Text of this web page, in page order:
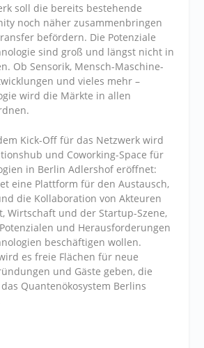
soll die bereits bestehende
noch näher zusammenbringen
befördern. Die Potenziale
sind groß und längst nicht in
Ob Sensorik, Mensch-Maschine-
und vieles mehr –
wird die Märkte in allen
Kick-Off für das Netzwerk wird
und Coworking-Space für
in Berlin Adlershof eröffnet:
eine Plattform für den Austausch,
die Kollaboration von Akteuren
Wirtschaft und der Startup-Szene,
und Herausforderungen
beschäftigen wollen.
es freie Flächen für neue
und Gäste geben, die
Quantenökosystem Berlins